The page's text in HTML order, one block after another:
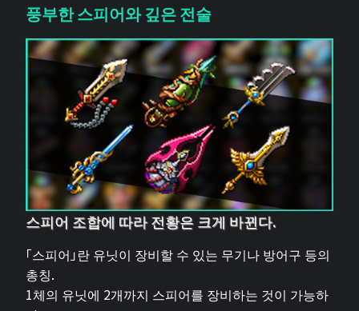
풍부한 스피어와 깊은 전술
스피어 조합에 따라 전황은 크게 바뀐다.
「스피어」란 유닛이 장비할 수 있는 무기나 방어구 등의
총칭.
1체의 유닛에 2개까지 스피어를 장비하는 것이 가능하